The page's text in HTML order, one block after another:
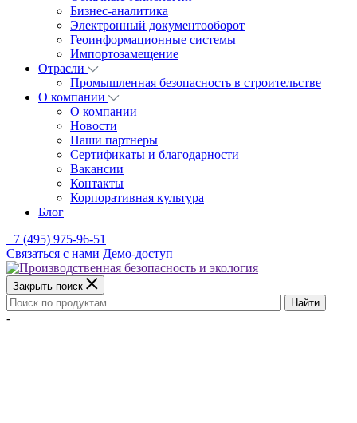
Бизнес-аналитика
Электронный документооборот
Геоинформационные системы
Импортозамещение
Отрасли
Промышленная безопасность в строительстве
О компании
О компании
Новости
Наши партнеры
Сертификаты и благодарности
Вакансии
Контакты
Корпоративная культура
Блог
+7 (495) 975-96-51
Связаться с нами Демо-доступ
Закрыть поиск
Найти
-